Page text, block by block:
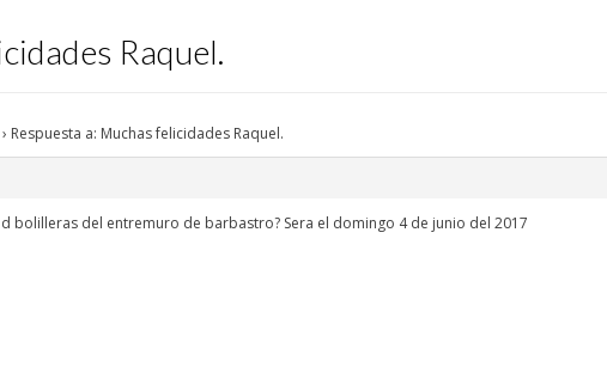
Raquel.
› Respuesta a: Muchas felicidades Raquel.
bolilleras del entremuro de barbastro? Sera el domingo 4 de junio del 2017